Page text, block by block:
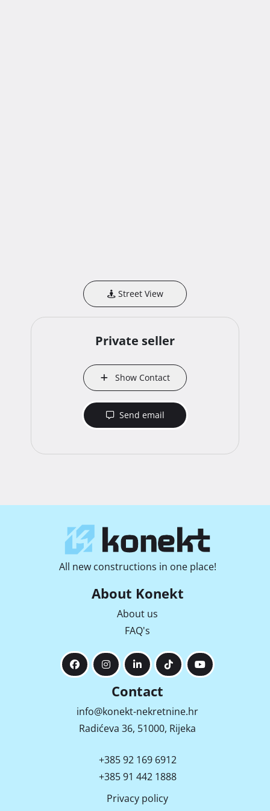
Street View
Private seller
Show Contact
Send email
All new constructions in one place!
About Konekt
About us
FAQ's
Contact
info@konekt-nekretnine.hr
Radićeva 36, 51000, Rijeka
+385 92 169 6912
+385 91 442 1888
Privacy policy